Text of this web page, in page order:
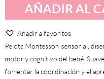
Mostaza
nubes
cantidad
AÑADIR AL
Añadir a favoritos
Pelota Montessori sensorial,
motor y cognitivo del bebé.
fomentar la coordinación y el